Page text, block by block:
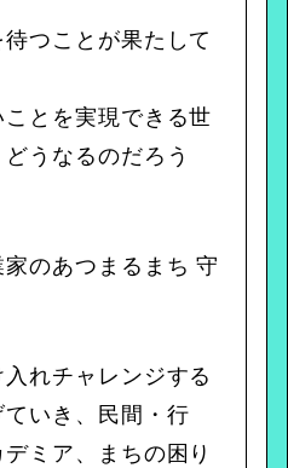
つことが果たして
ことを実現できる世
うなるのだろう
のあつまるまち 守
れチャレンジする
いき、民間・行
ミア、まちの困り